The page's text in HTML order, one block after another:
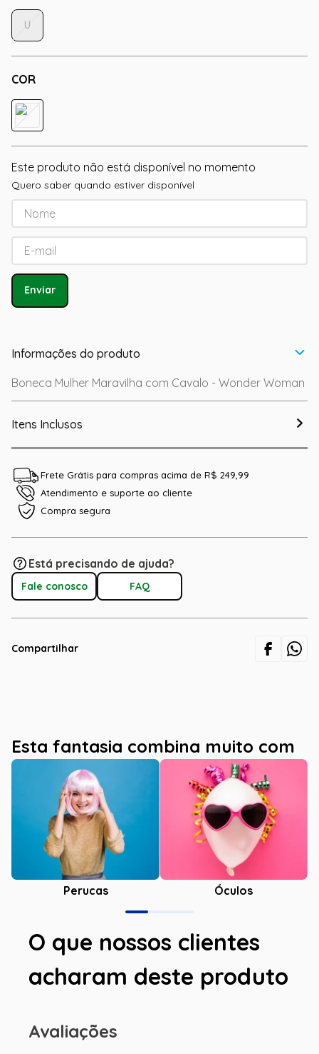
COR
U
Este produto não está disponível no momento
Quero saber quando estiver disponível
Enviar
Informações do produto
Boneca Mulher Maravilha com Cavalo - Wonder Woman
Itens Inclusos
Frete Grátis para compras acima de R$ 249,99
Atendimento e suporte ao cliente
Compra segura
Está precisando de ajuda?
Fale conosco FAQ
Compartilhar
Esta fantasia combina muito com
Perucas Óculos
O que nossos clientes
acharam deste produto
Avaliações